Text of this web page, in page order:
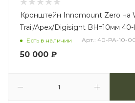
Кронштейн Innomount Zero на
Trail/Apex/Digisight BH=10мм
Есть в наличии Арт.: 40-PA-10-
50 000 ₽